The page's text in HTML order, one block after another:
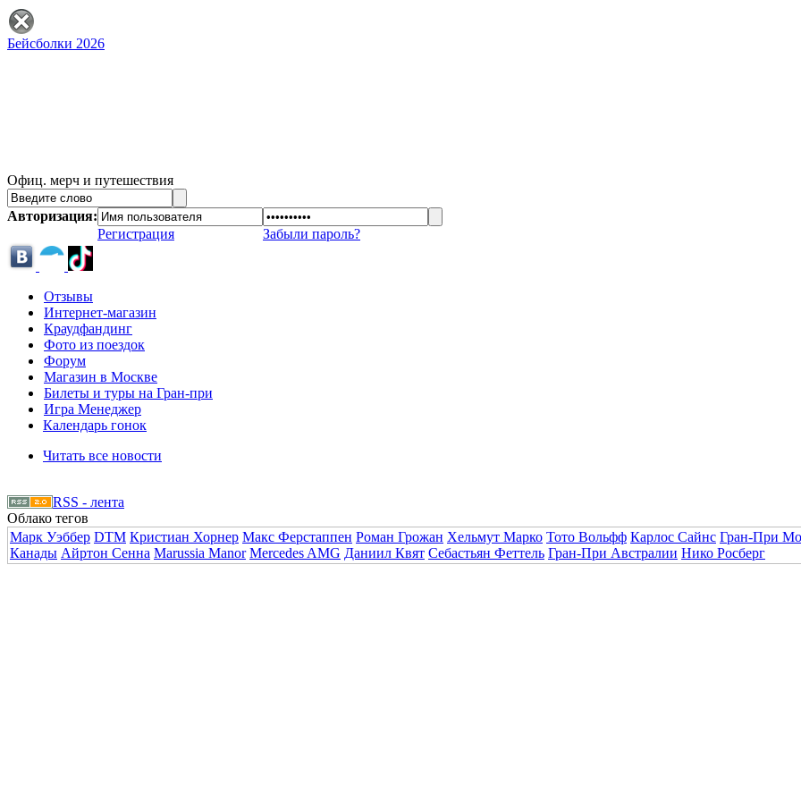
Бейсболки 2026
Офиц. мерч и путешествия
Авторизация:
Регистрация
Забыли пароль?
Отзывы
Интернет-магазин
Краудфандинг
Фото из поездок
Форум
Магазин в Москве
Билеты и туры на Гран-при
Игра Менеджер
Календарь гонок
Читать все новости
RSS - лента
Облако тегов
Марк Уэббер DTM Кристиан Хорнер Макс Ферстаппен Роман Грожан Хельмут Марко Тото Вольфф Карлос Сайнс Гран-При
Канады Айртон Сенна Marussia Manor Mercedes AMG Даниил Квят Себастьян Феттель Гран-При Австралии Нико Росберг